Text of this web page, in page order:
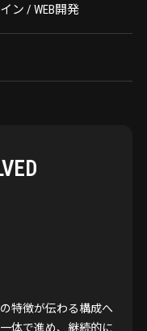
ン / WEB開発
特徴が伝わる構成へ
体で進め、継続的に